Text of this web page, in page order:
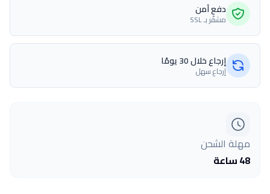
دفع آمن
مشفّر بـ SSL
إرجاع خلال 30 يومًا
إرجاع سهل
مهلة الشحن
48 ساعة